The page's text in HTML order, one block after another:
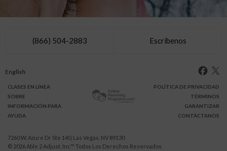
(866) 504-2883 Escríbenos
English
CLASES EN LÍNEA
SOBRE
INFORMACIÓN PARA
AYUDA
POLÍTICA DE PRIVACIDAD
TÉRMINOS
GARANTIZAR
CONTÁCTANOS
7260 W. Azure Dr Ste 140, Las Vegas, NV 89130
© 2026 Able 2 Adjust, Inc™ Todos Los Derechos Reservados